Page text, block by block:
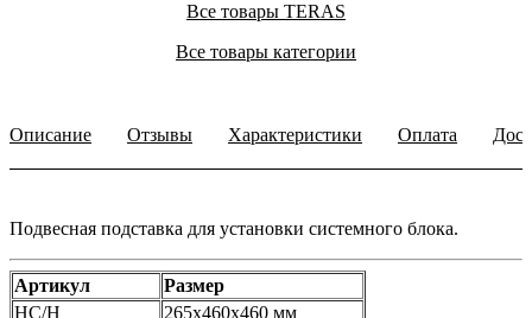
Все товары TERAS
Все товары категории
Описание Отзывы Характеристики Оплата
Подвесная подставка для установки системного блока.
Артикул
Размер
HC/H
265x460x460 мм